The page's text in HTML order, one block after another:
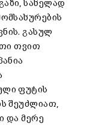
სახელად
გასულ
თვით
ფუტის
შეუძლიათ,
და მერე